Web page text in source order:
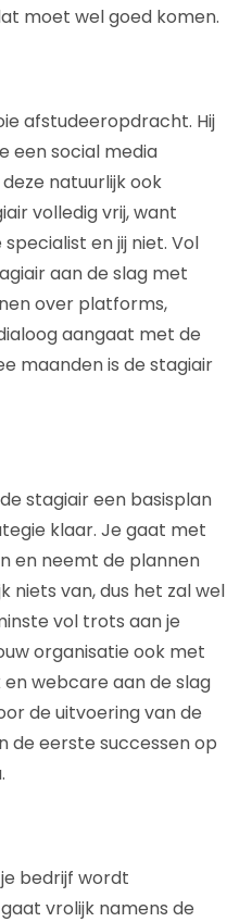
moet wel goed komen.
afstudeeropdracht. Hij
een social media
natuurlijk ook
volledig vrij, want
en jij niet. Vol
aan de slag met
over platforms,
aangaat met de
maanden is de stagiair
stagiair een basisplan
klaar. Je gaat met
en neemt de plannen
niets van, dus het zal wel
vol trots aan je
organisatie ook met
webcare aan de slag
de uitvoering van de
de eerste successen op
bedrijf wordt
vrolijk namens de